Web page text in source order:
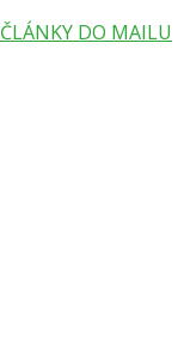
ČLÁNKY DO MAILU